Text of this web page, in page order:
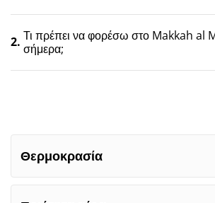
2. Τι πρέπει να φορέσω στο Makkah al
σήμερα;
Θερμοκρασία